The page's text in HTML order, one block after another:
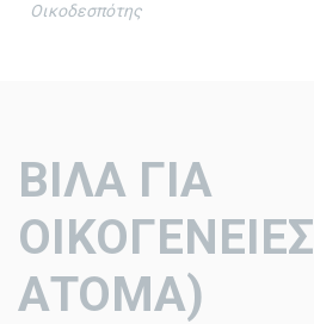
Οικοδεσπότης
ΒΙΛΑ ΓΙΑ
ΟΙΚΟΓΕΝΕΙΕΣ
ΑΤΟΜΑ)